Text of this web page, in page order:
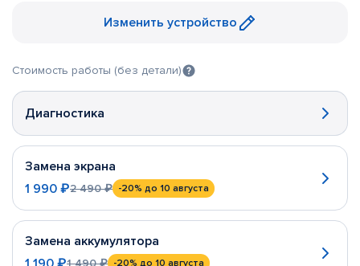
Изменить устройство
Стоимость работы (без детали)
Диагностика
Замена экрана
1 990 ₽2 490 ₽ -20% до 10 августа
Замена аккумулятора
1 490 ₽ -20% до 10 августа